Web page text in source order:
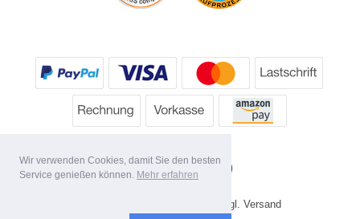
Wir verwenden Cookies, damit Sie den besten
Service genießen können. Mehr erfahren
* Alle Preise inkl. MwSt. evtl. zzgl. Versand